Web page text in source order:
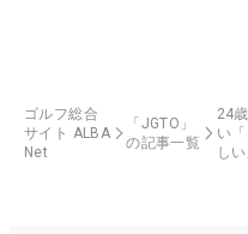
ゴルフ総合
サイト ALBA
Net
「JGTO」
の記事一覧
24
い
しい